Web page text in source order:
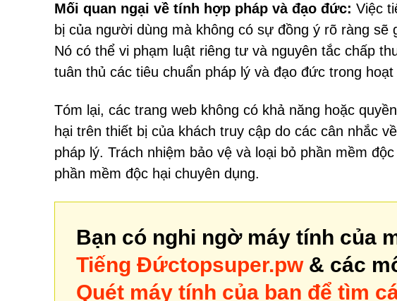
Mối quan ngại về tính hợp pháp và đạo đức: Việc
bị của người dùng mà không có sự đồng ý rõ ràng
Nó có thể vi phạm luật riêng tư và nguyên tắc chấp
tuân thủ các tiêu chuẩn pháp lý và đạo đức trong
Tóm lại, các trang web không có khả năng hoặc
hại trên thiết bị của khách truy cập do các cân nhắc
pháp lý. Trách nhiệm bảo vệ và loại bỏ phần mềm
phần mềm độc hại chuyên dụng.
Bạn có nghi ngờ máy tính của
Tiếng Đứctopsuper.pw& các
Quét máy tính của bạn để tìm